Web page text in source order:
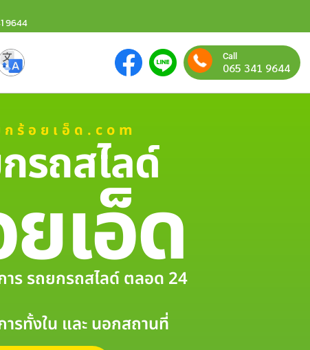
9644
Call
065 341 9644
ร้อยเอ็ด.com
รถสไลด์
เอ็ด
าร รถยกรถสไลด์ ตลอด 24
รทั้งใน และ นอกสถานที่